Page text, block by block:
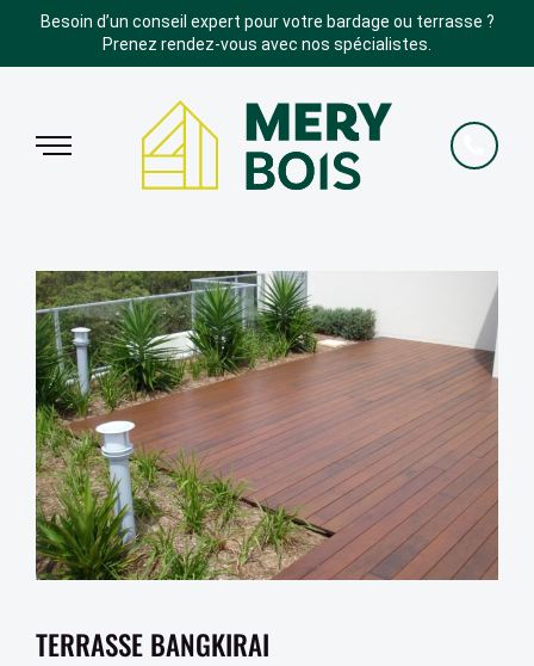
Besoin d’un conseil expert pour votre bardage ou terrasse ?
Prenez rendez-vous avec nos spécialistes.
TERRASSE BANGKIRAI